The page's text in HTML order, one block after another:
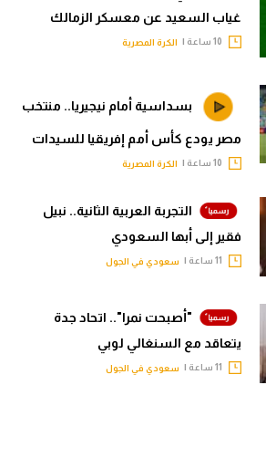
غياب السعيد عن معسكر الزمالك
الكرة المصرية
بسداسية أمام نيجيريا.. منتخب
مصر يودع كأس أمم إفريقيا للسيدات
الكرة المصرية
التجربة العربية الثانية.. نبيل
فقير إلى أبها السعودي
سعودي في الجول
"أصبحت نمرا".. اتحاد جدة
يتعاقد مع السنغالي لوبي
سعودي في الجول